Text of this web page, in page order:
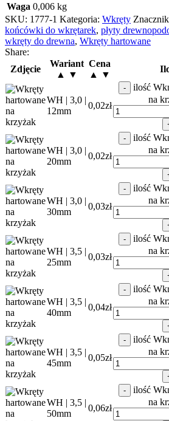
Waga 0,006 kg
SKU: 1777-1 Kategoria: Wkręty
końcówki do wkrętarek, płyty
wkręty do drewna, Wkręty hartowane
Share:
Zdjęcie
Wariant
▲ ▼
Cena
▲ ▼
WH | 3,0 |
12mm
0,02zł
-
ilość
na
WH | 3,0 |
20mm
0,02zł
-
ilość
na
WH | 3,0 |
30mm
0,03zł
-
ilość
na
WH | 3,5 |
25mm
0,03zł
-
ilość
na
WH | 3,5 |
40mm
0,04zł
-
ilość
na
WH | 3,5 |
45mm
0,05zł
-
ilość
na
WH | 3,5 |
50mm
0,06zł
-
ilość
na